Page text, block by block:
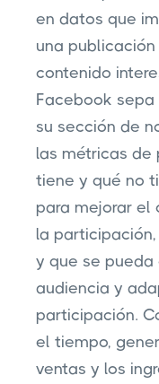
en datos que
una
contenido
Facebook
su sección de
las métricas de
tiene y qué no
para mejorar el
la
y que se pueda
audiencia y
participación.
el tiempo,
ventas y los